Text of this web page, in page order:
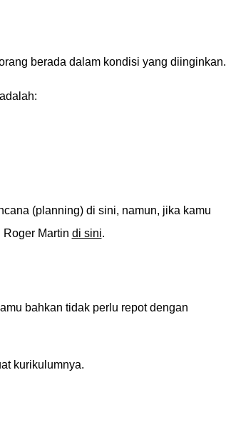
berada dalam kondisi yang diinginkan.
(planning) di sini, namun, jika kamu
Martin di sini.
bahkan tidak perlu repot dengan
kurikulumnya.